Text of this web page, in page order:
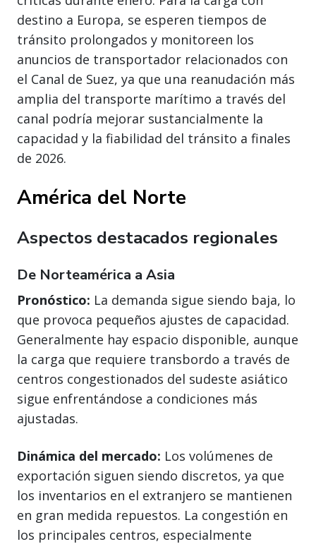
destino a Europa, se esperen tiempos de
tránsito prolongados y monitoreen los
anuncios de transportador relacionados con
el Canal de Suez, ya que una reanudación más
amplia del transporte marítimo a través del
canal podría mejorar sustancialmente la
capacidad y la fiabilidad del tránsito a finales
de 2026.
América del Norte
Aspectos destacados regionales
De Norteamérica a Asia
Pronóstico: La demanda sigue siendo baja, lo
que provoca pequeños ajustes de capacidad.
Generalmente hay espacio disponible, aunque
la carga que requiere transbordo a través de
centros congestionados del sudeste asiático
sigue enfrentándose a condiciones más
ajustadas.
Dinámica del mercado: Los volúmenes de
exportación siguen siendo discretos, ya que
los inventarios en el extranjero se mantienen
en gran medida repuestos. La congestión en
los principales centros, especialmente